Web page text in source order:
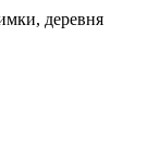
деревня